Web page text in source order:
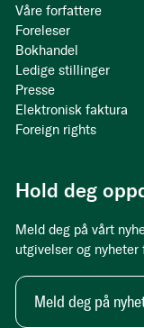
Våre forfattere
Foreleser
Bokhandel
Ledige stillinger
Presse
Elektronisk faktura
Foreign rights
Hold deg
Meld deg på vårt
utgivelser og nyheter
Meld deg på